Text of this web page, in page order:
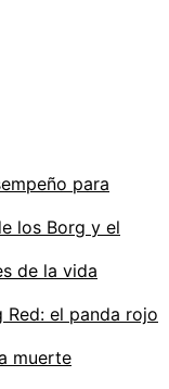
para
los Borg y el
de la vida
Red: el panda rojo
muerte